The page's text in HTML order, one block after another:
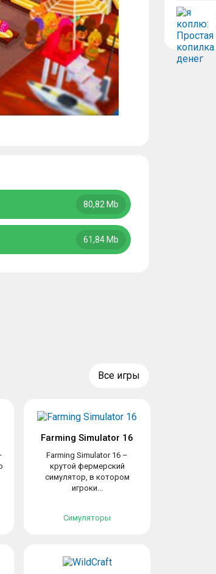
80,82 Mb
61,84 Mb
Все игры
Farming Simulator 16
Farming Simulator 16 –
крутой фермерский
симулятор, в котором
игроки...
Симуляторы